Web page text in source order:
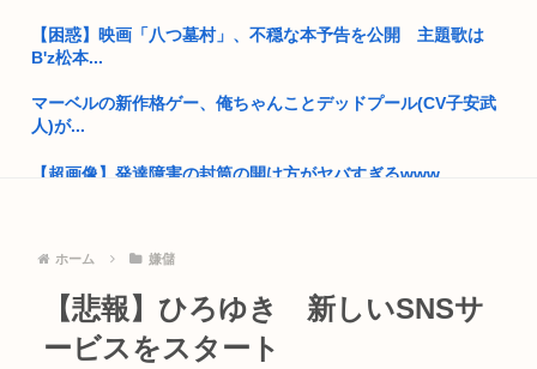
遊んで...
僕みたい...
国家情報局のスパイ通報フォーム、マイクロソフト365だった
【人類滅亡】テスト中のAIの脱走が相次ぐ。今度は中国AI
【困惑】映画「八つ墓村」、不穏な本予告を公開 主題歌は
B'z松本...
マーベルの新作格ゲー、俺ちゃんことデッドプール(CV子安武
人)が...
【超画像】発達障害の封筒の開け方がヤバすぎるwww
NIKKEにペルソナが参戦か！？
障害年金受給大学生ワイ、就活や院試に必死な同期を高みの見
物www
ホーム 嫌儲
【悲報】ひろゆき 新しいSNSサ
ービスをスタート